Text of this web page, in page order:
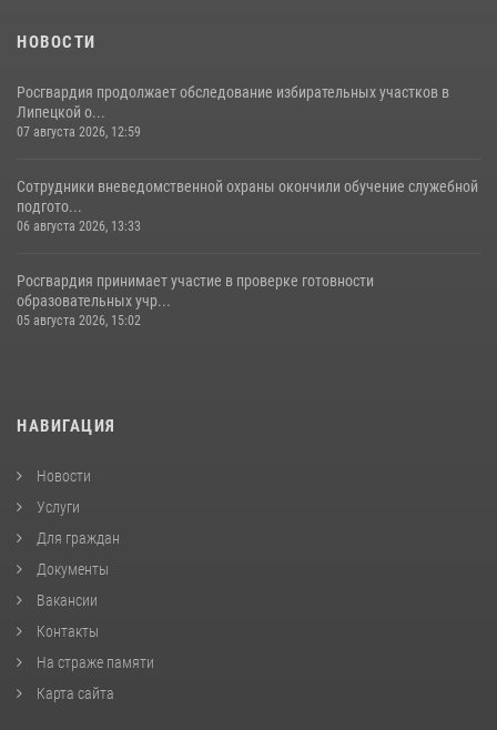
НОВОСТИ
Росгвардия продолжает обследование избирательных участков в
Липецкой о...
07 августа 2026, 12:59
Сотрудники вневедомственной охраны окончили обучение служебной
подгото...
06 августа 2026, 13:33
Росгвардия принимает участие в проверке готовности
образовательных учр...
05 августа 2026, 15:02
НАВИГАЦИЯ
Новости
Услуги
Для граждан
Документы
Вакансии
Контакты
На страже памяти
Карта сайта